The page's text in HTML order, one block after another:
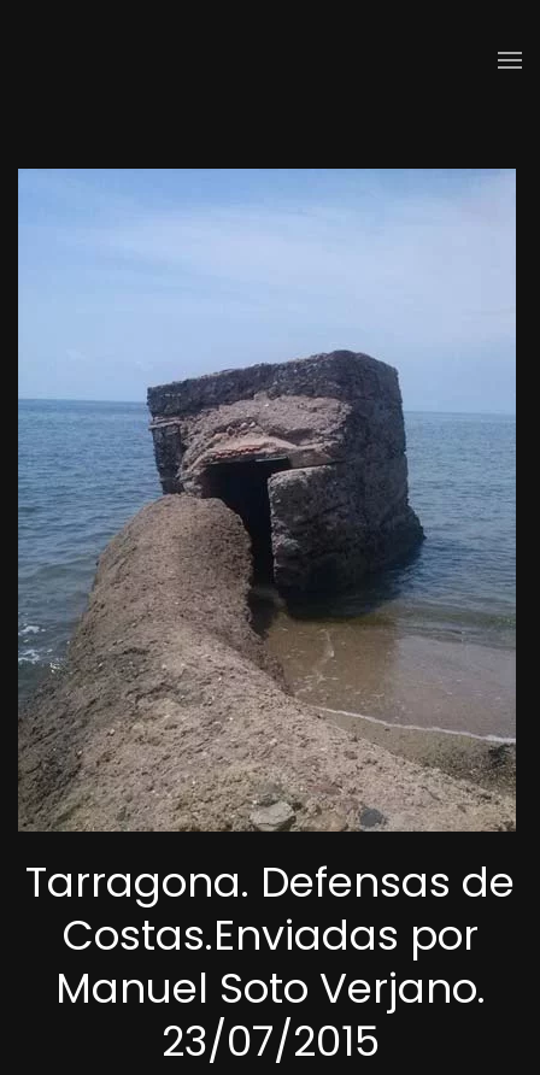
Tarragona. Defensas de
Costas.Enviadas por
Manuel Soto Verjano.
23/07/2015